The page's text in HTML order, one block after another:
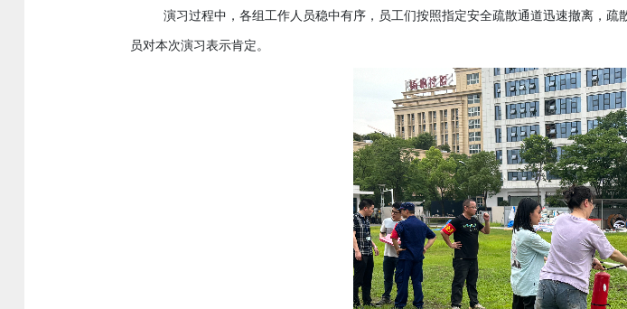
演习过程中 ，各组工作人员稳中有序， 员工们按照指定安全疏散通道迅速撤离， 疏
员对本次演习表示肯定。